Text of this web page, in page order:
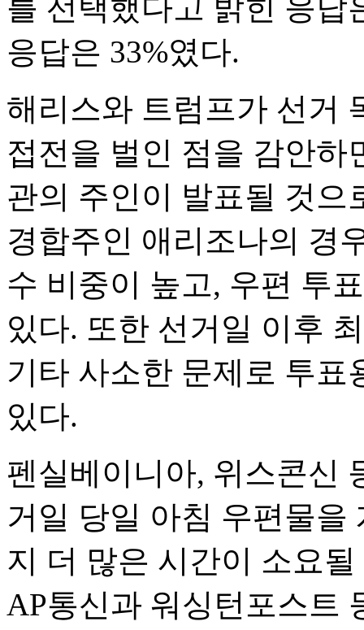
를 선택했다고 밝힌 응답
응답은 33%였다.
해리스와 트럼프가 선거
접전을 벌인 점을 감안하
관의 주인이 발표될 것으
경합주인 애리조나의 경
수 비중이 높고, 우편 투
있다. 또한 선거일 이후
기타 사소한 문제로 투표
있다.
펜실베이니아, 위스콘신
거일 당일 아침 우편물을
지 더 많은 시간이 소요
AP통신과 워싱턴포스트